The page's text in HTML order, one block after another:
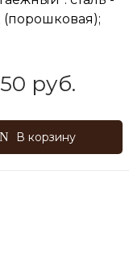
(порошковая);
руб.
В корзину